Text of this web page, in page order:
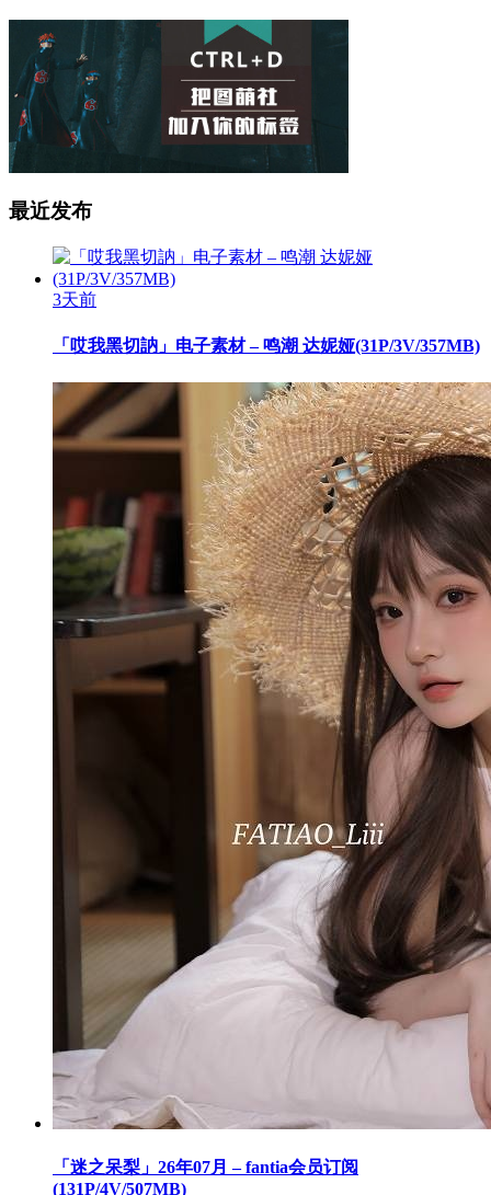
最近发布
3天前
「哎我黑切訥」电子素材 – 鸣潮 达妮娅(31P/3V/357MB)
「迷之呆梨」26年07月 – fantia会员订阅
(131P/4V/507MB)